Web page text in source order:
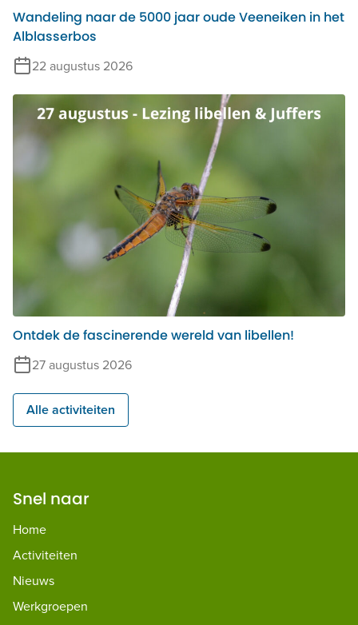
Wandeling naar de 5000 jaar oude Veeneiken in het
Alblasserbos
22 augustus 2026
Ontdek de fascinerende wereld van libellen!
27 augustus 2026
Alle activiteiten
Snel naar
Home
Activiteiten
Nieuws
Werkgroepen